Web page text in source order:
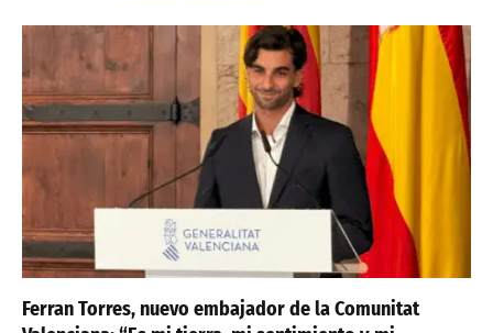
Ferran Torres, nuevo embajador de la Comunitat